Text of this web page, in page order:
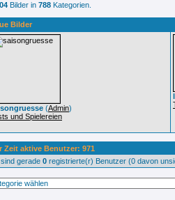
Bilder in 788 Kategorien.
Bilder
(Admin)
und Spielereien
Zeit aktive Benutzer: 971
gerade 0 registrierte(r) Benutzer (0 davon